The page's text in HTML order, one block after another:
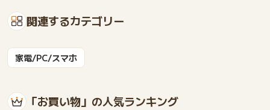
関連するカテゴリー
家電/PC/スマホ
「お買い物」の人気ランキング